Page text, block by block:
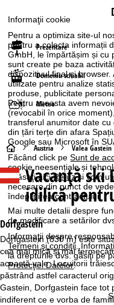
Informaţii cookie
Pentru a optimiza site-ul
pentru a colecta informații
GmbH, le împărtășim și cu
sunt create pe baza
dispozitivul final și
utilizate pentru analize
produse, publicitate
Pentru aceasta avem
(revocabil în orice
transferul anumitor date
din țări terțe din afara
Google sau Microsoft în
Făcând click peSunt de
cookie neesențiale și
apăsaţi aiciRefuzși vom
necesare din punct de
îndeplinirea contractului.
Mai multe detalii despre
de modificare a setărilor
Informaţii despre
Termeni şi condiţii .
la drepturile dvs. găsiţi pe
Protecţiei Datelor.
Prezentare
Domeniu schiabil
Meteo
A
c
a
s
ă
Austria Valea Gastein
Vacanță ski
idilică
Dorfgastein
Dorfgastein (830 m) este
cea mai mică și mai
această vale. Locuitorii
păstrând astfel caracterul
Gastein, Dorfgastein face tot
indiferent ce e vorba de